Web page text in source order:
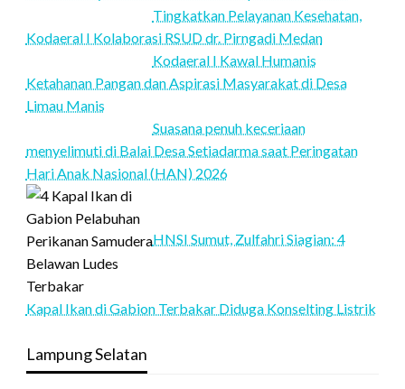
Tingkatkan Pelayanan Kesehatan,
Kodaeral I Kolaborasi RSUD dr. Pirngadi Medan‎
Kodaeral I Kawal Humanis
Ketahanan Pangan dan Aspirasi Masyarakat di Desa
Limau Manis
Suasana penuh keceriaan
menyelimuti di Balai Desa Setiadarma saat Peringatan
Hari Anak Nasional (HAN) 2026
HNSI Sumut, Zulfahri Siagian: 4
Kapal Ikan di Gabion Terbakar Diduga Konselting Listrik
Lampung Selatan